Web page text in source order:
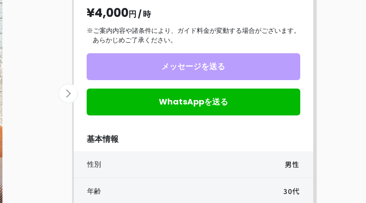
¥4,000円 / 時
※ご案内内容や諸条件により、ガイド料金が変動する場合がございます。
あらかじめご了承ください。
メッセージを送る
WhatsAppを送る
基本情報
性別 男性
年齢 30代